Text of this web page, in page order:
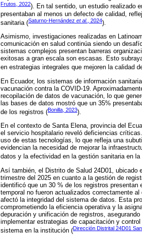
Frutos, 2022). En tal sentido, un estudio realizado
presentaban al menos un defecto de calidad,
sanitaria (Saturno-Hernández et al., 2024).
Asimismo, investigaciones realizadas en
comunicación en salud continúa siendo un
sistemas complejos presentan barreras
exitosas a gran escala son escasas. Esto
en estrategias integrales que mejoren la calidad
En Ecuador, los sistemas de información
vacunación contra la COVID-19.
recopilación de datos de vacunación, lo que
las bases de datos mostró que un 35%
de los registros (Bonilla, 2023).
En el contexto de Santa Elena, provincia del
el servicio hospitalario reveló deficiencias
uso de estas tecnologías, lo que refleja una
evidencian la necesidad de mejorar la
datos y la efectividad en la gestión sanitaria en la
Así también, el Distrito de Salud 24D01, ubicado
trimestre del 2025 en cuanto a la gestión de
identificó que un 30 % de los registros
temporal no fueron actualizados correctamente
afectó la integridad del sistema de datos. Esta
comprometiendo la eficiencia operativa y la
depuración y unificación de registros,
implementar estrategias de capacitación y
sistema en la institución (Dirección Distrital 24D01